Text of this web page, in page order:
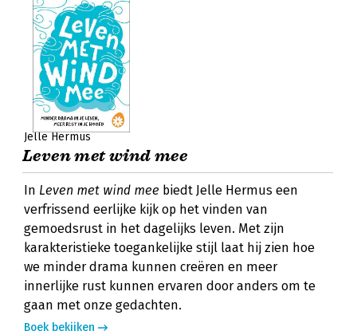
Jelle Hermus
Leven met wind mee
In Leven met wind mee biedt Jelle Hermus een
verfrissend eerlijke kijk op het vinden van
gemoedsrust in het dagelijks leven. Met zijn
karakteristieke toegankelijke stijl laat hij zien hoe
we minder drama kunnen creëren en meer
innerlijke rust kunnen ervaren door anders om te
gaan met onze gedachten.
Boek bekijken